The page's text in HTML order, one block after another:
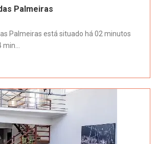
Palmeiras
Palmeiras está situado há 02 minutos